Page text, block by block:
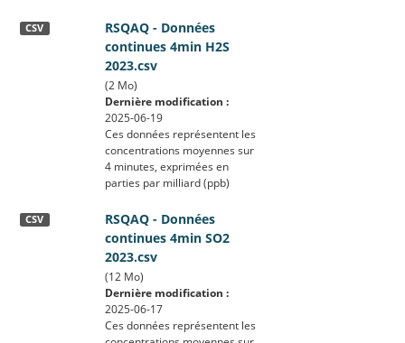
RSQAQ - Données
continues 4min H2S
2023.csv
CSV
(2 Mo)
Dernière modification :
2025-06-19
Ces données représentent les
concentrations moyennes sur
4 minutes, exprimées en
parties par milliard (ppb)
RSQAQ - Données
continues 4min SO2
2023.csv
CSV
(12 Mo)
Dernière modification :
2025-06-17
Ces données représentent les